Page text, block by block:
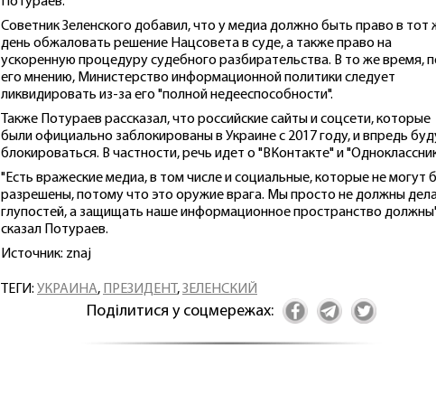
Советник Зеленского добавил, что у медиа должно быть право в тот
день обжаловать решение Нацсовета в суде, а также право на
ускоренную процедуру судебного разбирательства. В то же время,
его мнению, Министерство информационной политики следует
ликвидировать из-за его "полной недееспособности".
Также Потураев рассказал, что российские сайты и соцсети, которые
были официально заблокированы в Украине с 2017 году, и впредь
блокироваться. В частности, речь идет о "ВКонтакте" и
"Есть вражеские медиа, в том числе и социальные, которые не могут
разрешены, потому что это оружие врага. Мы просто не должны
глупостей, а защищать наше информационное пространство
сказал Потураев.
Источник: znaj
ТЕГИ: УКРАИНА, ПРЕЗИДЕНТ ,ЗЕЛЕНСКИЙ
Поділитися у соцмережах: